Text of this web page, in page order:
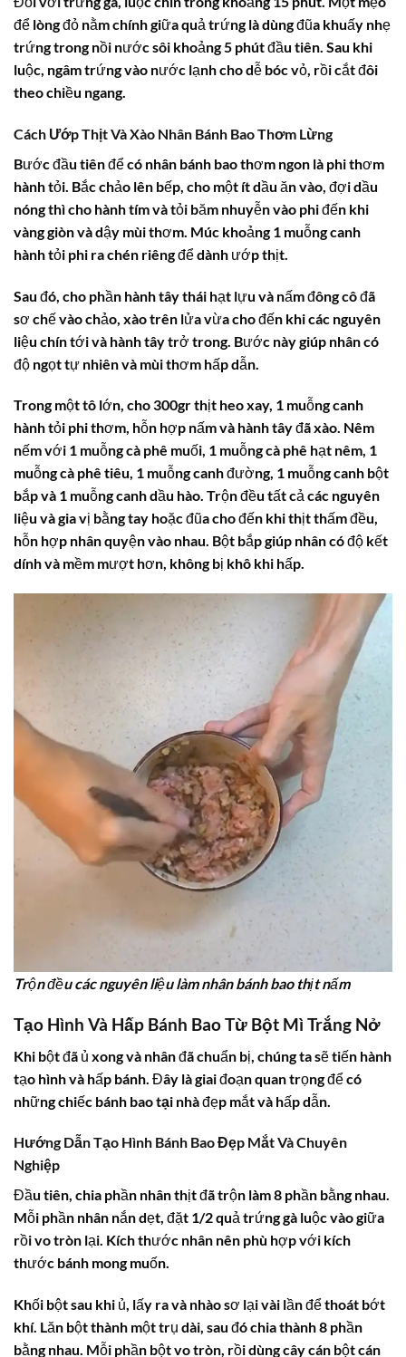
để lòng đỏ nằm chính giữa quả trứng là dùng đũa khuấy nhẹ
trứng trong nồi nước sôi khoảng 5 phút đầu tiên. Sau khi
luộc, ngâm trứng vào nước lạnh cho dễ bóc vỏ, rồi cắt đôi
theo chiều ngang.
Cách Ướp Thịt Và Xào Nhân Bánh Bao Thơm Lừng
Bước đầu tiên để có nhân bánh baothơm ngon là phi thơm
hành tỏi. Bắc chảo lên bếp, cho một ít dầu ăn vào, đợi dầu
nóng thì cho hành tím và tỏi băm nhuyễn vào phi đến khi
vàng giòn và dậy mùi thơm. Múc khoảng 1 muỗng canh
hành tỏi phi ra chén riêng để dành ướp thịt.
Sau đó, cho phần hành tây thái hạt lựu và nấm đông cô đã
sơ chế vào chảo, xào trên lửa vừa cho đến khi các nguyên
liệu chín tới và hành tây trở trong. Bước này giúp nhân có
độ ngọt tự nhiên và mùi thơm hấp dẫn.
Trong một tô lớn, cho 300gr thịt heo xay, 1 muỗng canh
hành tỏi phi thơm, hỗn hợp nấm và hành tây đã xào. Nêm
nếm với 1 muỗng cà phê muối, 1 muỗng cà phê hạt nêm, 1
muỗng cà phê tiêu, 1 muỗng canh đường, 1 muỗng canh bột
bắp và 1 muỗng canh dầu hào. Trộn đều tất cả các nguyên
liệu và gia vị bằng tay hoặc đũa cho đến khi thịt thấm đều,
hỗn hợp nhân quyện vào nhau. Bột bắp giúp nhân có độ kết
dính và mềm mượt hơn, không bị khô khi hấp.
Trộn đều các nguyên liệu làm nhân bánh bao thịt nấm
Tạo Hình Và Hấp Bánh Bao Từ Bột Mì Trắng Nở
Khi bột đã ủ xong và nhân đã chuẩn bị, chúng ta sẽ tiến hành
tạo hình và hấp bánh. Đây là giai đoạn quan trọng để có
những chiếc bánh bao tại nhàđẹp mắt và hấp dẫn.
Hướng Dẫn Tạo Hình Bánh Bao Đẹp Mắt Và Chuyên
Nghiệp
Đầu tiên, chia phần nhân thịt đã trộn làm 8 phần bằng nhau.
Mỗi phần nhân nắn dẹt, đặt 1/2 quả trứng gà luộc vào giữa
rồi vo tròn lại. Kích thước nhân nên phù hợp với kích
thước bánh mong muốn.
Khối bột sau khi ủ, lấy ra và nhào sơ lại vài lần để thoát bớt
khí. Lăn bột thành một trụ dài, sau đó chia thành 8 phần
bằng nhau. Mỗi phần bột vo tròn, rồi dùng cây cán bột cán